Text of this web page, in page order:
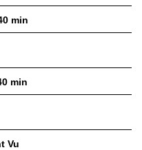
min
min
Vu